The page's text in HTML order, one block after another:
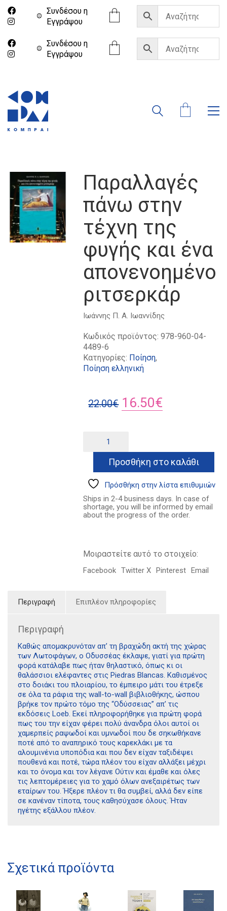
Συνδέσου η
Eγγράψου
Συνδέσου η
Eγγράψου
Παραλλαγές
πάνω στην
τέχνη της
φυγής και ένα
απονενοημένο
ριτσερκάρ
Ιωάννης Π. Α. Ιωαννίδης
Κωδικός προϊόντος:978-960-04-
4489-6
Κατηγορίες: Ποίηση,
Ποίηση ελληνική
22.00€ Original
22.00€.
16.50€
είναι:
16.50€.
στην
της
φυγής
ένα
απονενοημένο
Προσθήκη στο καλάθι
Πρόσθήκη στην λίστα επιθυμιών
Ships in 2-4 business days. In case of
shortage, you will be informed by email
about the progress of the order.
Μοιραστείτε αυτό το στοιχείο:
Facebook Twitter X Pinterest Email
Περιγραφή Επιπλέον πληροφορίες
Περιγραφή
Καθώς απομακρυνόταν απ’ τη βραχώδη ακτή της χώρας
των Λωτοφάγων, ο Οδυσσέας έκλαψε, γιατί για πρώτη
φορά κατάλαβε πως ήταν θηλαστικό, όπως κι οι
θαλάσσιοι ελέφαντες στις Piedras Blancas. Καθισμένος
στο δοιάκι του πλοιαρίου, το έμπειρο μάτι του έτρεξε
σε όλα τα ράφια της wall-to-wall βιβλιοθήκης, ώσπου
βρήκε τον πρώτο τόμο της “Οδύσσειας” απ’ τις
εκδόσεις Loeb. Εκεί πληροφορήθηκε για πρώτη φορά
πως του την είχαν φέρει πολύ άνανδρα όλοι αυτοί οι
χαμερπείς ραψωδοί και υμνωδοί που δε σηκωθήκανε
ποτέ από το αναπηρικό τους καρεκλάκι με τα
αλουμινένια υποπόδια και που δεν είχαν ταξιδέψει
πουθενά και ποτέ, τώρα πλέον του είχαν αλλάξει μέχρι
και το όνομα και τον λέγανε Ούτιν και έμαθε και όλες
τις λεπτομέρειες για το χαμό όλων ανεξαιρέτως των
εταίρων του. Ήξερε πλέον τι θα συμβεί, αλλά δεν είπε
σε κανέναν τίποτα, τους καθησύχασε όλους. Ήταν
ηγέτης εξάλλου πλέον.
Σχετικά προϊόντα